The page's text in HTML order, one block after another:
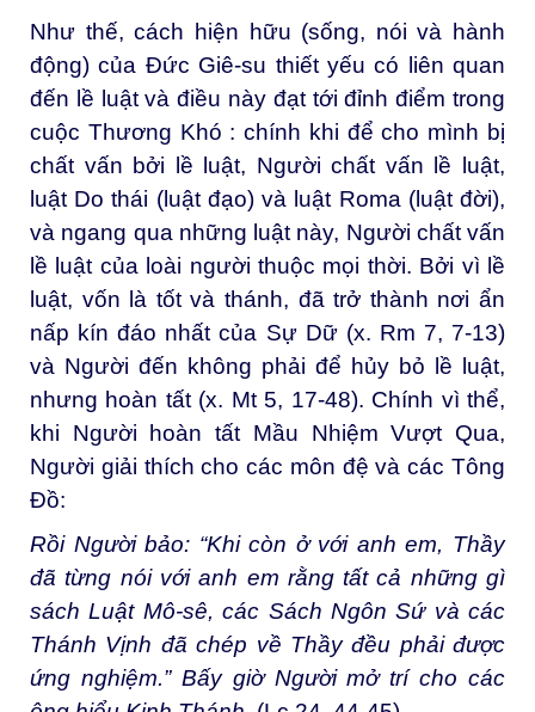
Như thế, cách hiện hữu (sống, nói và hành
động) của Đức Giê-su thiết yếu có liên quan
đến lề luật và điều này đạt tới đỉnh điểm trong
cuộc Thương Khó : chính khi để cho mình bị
chất vấn bởi lề luật, Người chất vấn lề luật,
luật Do thái (luật đạo) và luật Roma (luật đời),
và ngang qua những luật này, Người chất vấn
lề luật của loài người thuộc mọi thời. Bởi vì lề
luật, vốn là tốt và thánh, đã trở thành nơi ẩn
nấp kín đáo nhất của Sự Dữ (x. Rm 7, 7-13)
và Người đến không phải để hủy bỏ lề luật,
nhưng hoàn tất (x. Mt 5, 17-48). Chính vì thể,
khi Người hoàn tất Mầu Nhiệm Vượt Qua,
Người giải thích cho các môn đệ và các Tông
Đồ:
Rồi Người bảo: “Khi còn ở với anh em, Thầy
đã từng nói với anh em rằng tất cả những gì
sách Luật Mô-sê, các Sách Ngôn Sứ và các
Thánh Vịnh đã chép về Thầy đều phải được
ứng nghiệm.” Bấy giờ Người mở trí cho các